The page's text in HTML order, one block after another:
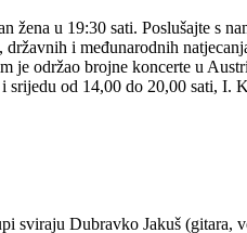
žena u 19:30 sati. Poslušajte s
i međunarodnih
je održao brojne koncerte u
srijedu od 14,00 do 20,00 sati, I.
sviraju Dubravko Jakuš (gitara,